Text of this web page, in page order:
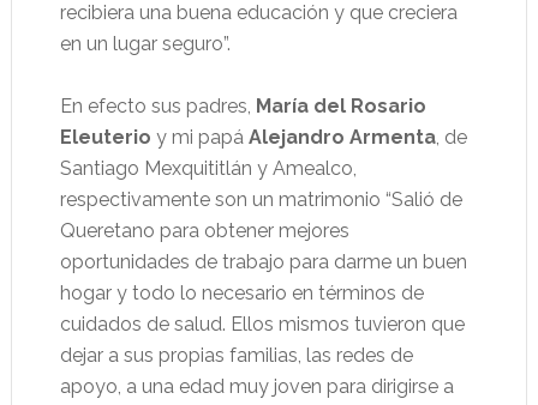
recibiera una buena educación y que creciera
en un lugar seguro”.
En efecto sus padres, María del Rosario
Eleuterio y mi papá Alejandro Armenta, de
Santiago Mexquititlán y Amealco,
respectivamente son un matrimonio “Salió de
Queretano para obtener mejores
oportunidades de trabajo para darme un buen
hogar y todo lo necesario en términos de
cuidados de salud. Ellos mismos tuvieron que
dejar a sus propias familias, las redes de
apoyo, a una edad muy joven para dirigirse a